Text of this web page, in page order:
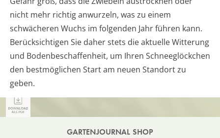
nicht mehr richtig anwurzeln, was zu einem
schwächeren Wuchs im folgenden Jahr führen kann.
Berücksichtigen Sie daher stets die aktuelle Witterung
und Bodenbeschaffenheit, um Ihren Schneeglöckchen
den bestmöglichen Start am neuen Standort zu
geben.
GARTENJOURNAL SHOP